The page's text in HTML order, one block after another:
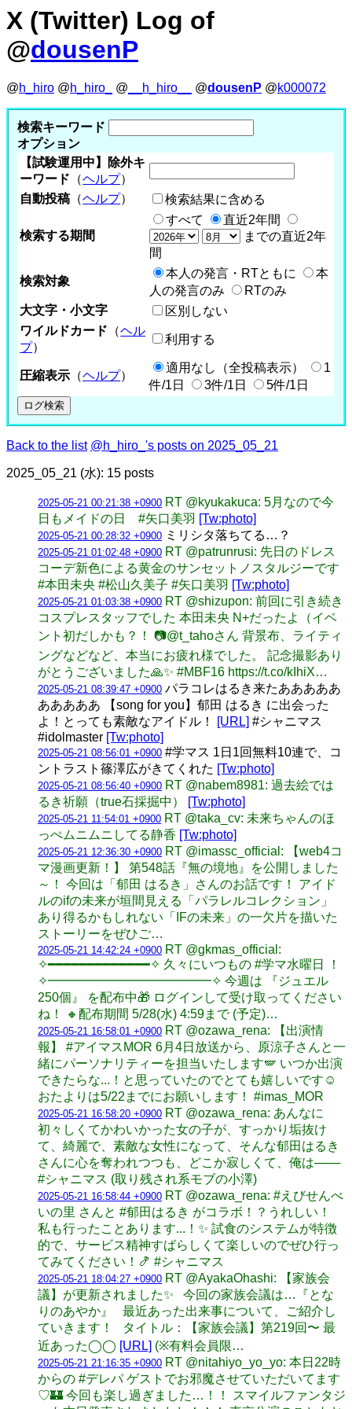
X (Twitter) Log of
@dousenP
@h_hiro @h_hiro_ @ __h_hiro__ @dousenP @k000072
検索キーワード
オプション
【試験運用中】除外キ
ーワード （ヘルプ）
自動投稿 （ヘルプ） 検索結果に含める
検索する期間
すべて
直近2年間
までの直近2年
間
検索対象
本人の発言・RTともに
本
人の発言のみ
RTのみ
大文字・小文字
区別しない
ワイルドカード （ヘル
プ）
利用する
圧縮表示 （ヘルプ）
適用なし（全投稿表示）
1
件/1日
3件/1日 5件/1日
Back to the list @h_hiro_'s posts on 2025_05_21
2025_05_21 (水): 15 posts
2025-05-21 00:21:38 +0900 RT @kyukakuca: 5月なので今
日もメイドの日 #矢口美羽 [Tw:photo]
2025-05-21 00:28:32 +0900 ミリシタ落ちてる…？
2025-05-21 01:02:48 +0900 RT @patrunrusi: 先日のドレス
コーデ新色による黄金のサンセットノスタルジーです
#本田未央 #松山久美子 #矢口美羽 [Tw:photo]
2025-05-21 01:03:38 +0900 RT @shizupon: 前回に引き続き
コスプレスタッフでした 本田未央 N+だったよ（イベ
ント初だしかも？！ 📷@t_tahoさん 背景布、ライティ
ングなどなど、本当にお疲れ様でした。 記念撮影あり
がとうございました🙏✨ #MBF16 https://t.co/kIhiX…
2025-05-21 08:39:47 +0900 パラコレはるき来たあああああ
あああああ 【song for you】郁田 はるき に出会った
よ！とっても素敵なアイドル！
[URL] #シャニマス
#idolmaster [Tw:photo]
2025-05-21 08:56:01 +0900 #学マス 1日1回無料10連で、コ
ントラスト篠澤広がきてくれた [Tw:photo]
2025-05-21 08:56:40 +0900 RT @nabem8981: 過去絵では
るき祈願（true石採掘中）
[Tw:photo]
2025-05-21 11:54:01 +0900 RT @taka_cv: 未来ちゃんのほ
っぺムニムニしてる静香 [Tw:photo]
2025-05-21 12:36:30 +0900 RT @imassc_official: 【web4コ
マ漫画更新！】 第548話『無の境地』を公開しました
～！ 今回は「郁田 はるき」さんのお話です！ アイド
ルのifの未来が垣間見える「パラレルコレクション」
あり得るかもしれない「IFの未来」の一欠片を描いた
ストーリーをぜひご…
2025-05-21 14:42:24 +0900 RT @gkmas_official:
✧━━━━━━━━━━━━━✧ 久々にいつもの #学マ水曜日 ！
✧━━━━━━━━━━━━━✧ 今週は 『ジュエル
250個』 を配布中🎁 ログインして受け取ってください
ね！ 🔸配布期間 5/28(水) 4:59まで (予定)…
2025-05-21 16:58:01 +0900 RT @ozawa_rena: 【出演情
報】 #アイマスMOR 6月4日放送から、原涼子さんと一
緒にパーソナリティーを担当いたします🪽 いつか出演
できたらな...！と思っていたのでとても嬉しいです☺️
おたよりは5/22までにお願いします！ #imas_MOR
2025-05-21 16:58:20 +0900 RT @ozawa_rena: あんなに
初々しくてかわいかった女の子が、すっかり垢抜け
て、綺麗で、素敵な女性になって、そんな郁田はるき
さんに心を奪われつつも、どこか寂しくて、俺は───
#シャニマス (取り残され系モブの小澤)
2025-05-21 16:58:44 +0900 RT @ozawa_rena: #えびせんべ
いの里 さんと #郁田はるき がコラボ！？うれしい！
私も行ったことあります...！✨ 試食のシステムが特徴
的で、サービス精神すばらしくて楽しいのでぜひ行っ
てみてください！🍤 #シャニマス
2025-05-21 18:04:27 +0900 RT @AyakaOhashi: 【家族会
議】が更新されました✨ 今回の家族会議は…『とな
りのあやか』 最近あった出来事について、ご紹介し
ていきます！ タイトル：【家族会議】第219回〜 最
近あった◯◯ [URL] (※有料会員限…
2025-05-21 21:16:35 +0900 RT @nitahiyo_yo_yo: 本日22時
からの #デレパ ゲストでお邪魔させていただいてます
♡🏰 今回も楽し過ぎました…！！ スマイルファンタジ